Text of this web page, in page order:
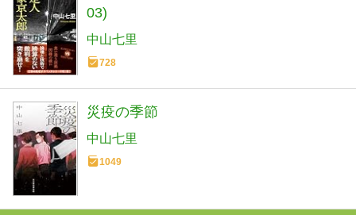
03)
中山七里
728
災疫の季節
中山七里
1049